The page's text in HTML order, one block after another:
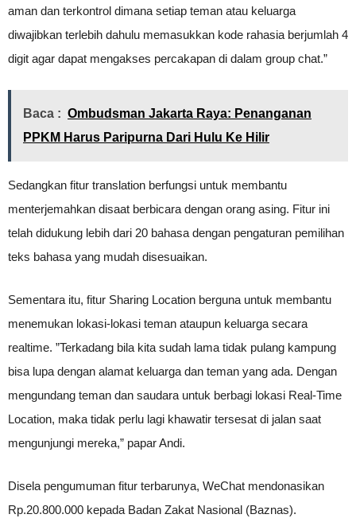
aman dan terkontrol dimana setiap teman atau keluarga
diwajibkan terlebih dahulu memasukkan kode rahasia berjumlah 4
digit agar dapat mengakses percakapan di dalam group chat.”
Baca : Ombudsman Jakarta Raya: Penanganan
PPKM Harus Paripurna Dari Hulu Ke Hilir
Sedangkan fitur translation berfungsi untuk membantu
menterjemahkan disaat berbicara dengan orang asing. Fitur ini
telah didukung lebih dari 20 bahasa dengan pengaturan pemilihan
teks bahasa yang mudah disesuaikan.
Sementara itu, fitur Sharing Location berguna untuk membantu
menemukan lokasi-lokasi teman ataupun keluarga secara
realtime. ”Terkadang bila kita sudah lama tidak pulang kampung
bisa lupa dengan alamat keluarga dan teman yang ada. Dengan
mengundang teman dan saudara untuk berbagi lokasi Real-Time
Location, maka tidak perlu lagi khawatir tersesat di jalan saat
mengunjungi mereka,” papar Andi.
Disela pengumuman fitur terbarunya, WeChat mendonasikan
Rp.20.800.000 kepada Badan Zakat Nasional (Baznas).